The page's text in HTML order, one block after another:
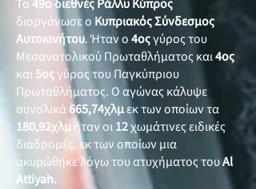
Το49ο διεθνές Ράλλυ Κύπρος
διοργάνωσε ο Κυπριακός Σύνδεσμος
Αυτοκινήτου. Ήταν ο4οςγύρος του
Μεσανατολικού Πρωταθλήματος και4ος
και5οςγύρος του Παγκύπριου
Πρωταθλήματος. Ο αγώνας κάλυψε
συνολικά665,74χλμεκ των οποίων τα
180,92χλμήταν οι12χωμάτινες ειδικές
διαδρομές, εκ των οποίων μια
ακυρώθηκε λόγω του ατυχήματος τουAl
Attiyah.